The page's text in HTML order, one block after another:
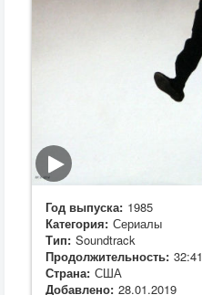
Год выпуска: 1985
Категория: Сериалы
Тип: Soundtrack
Продолжительность: 32:41
Страна: США
Добавлено: 28.01.2019